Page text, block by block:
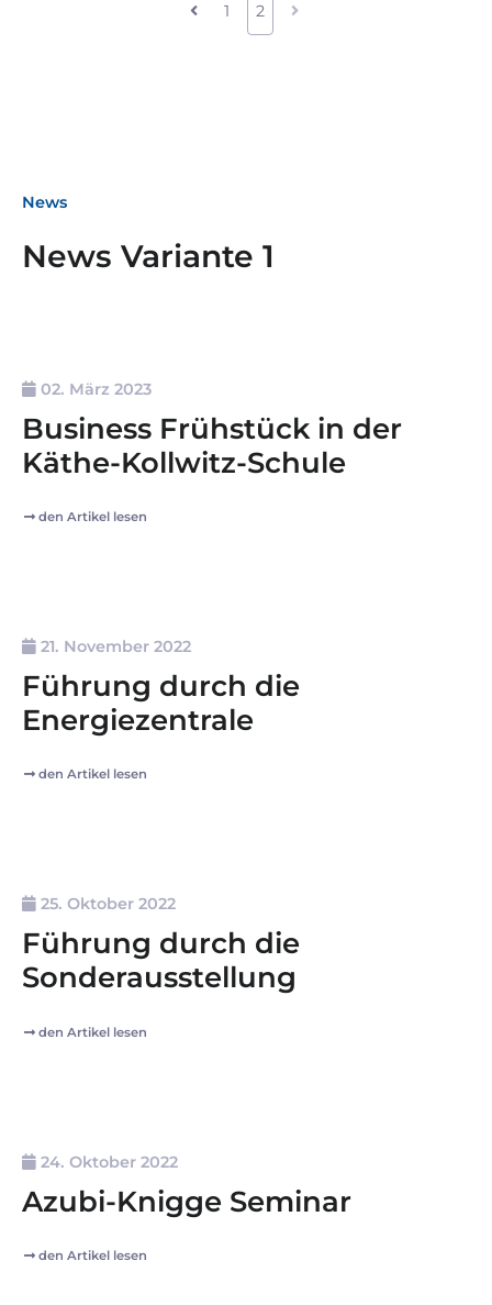
1 2
News
News Variante 1
02. März 2023
Business Frühstück in der
Käthe-Kollwitz-Schule
den Artikel lesen
21. November 2022
Führung durch die
Energiezentrale
den Artikel lesen
25. Oktober 2022
Führung durch die
Sonderausstellung
den Artikel lesen
24. Oktober 2022
Azubi-Knigge Seminar
den Artikel lesen